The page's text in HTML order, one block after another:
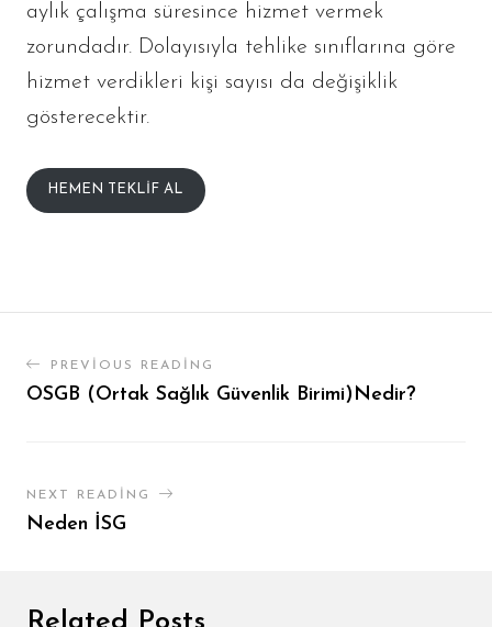
aylık çalışma süresince hizmet vermek
zorundadır. Dolayısıyla tehlike sınıflarına göre
hizmet verdikleri kişi sayısı da değişiklik
gösterecektir.
HEMEN TEKLIF AL
PREVIOUS READING
OSGB (Ortak Sağlık Güvenlik Birimi)Nedir?
NEXT READING
Neden İSG